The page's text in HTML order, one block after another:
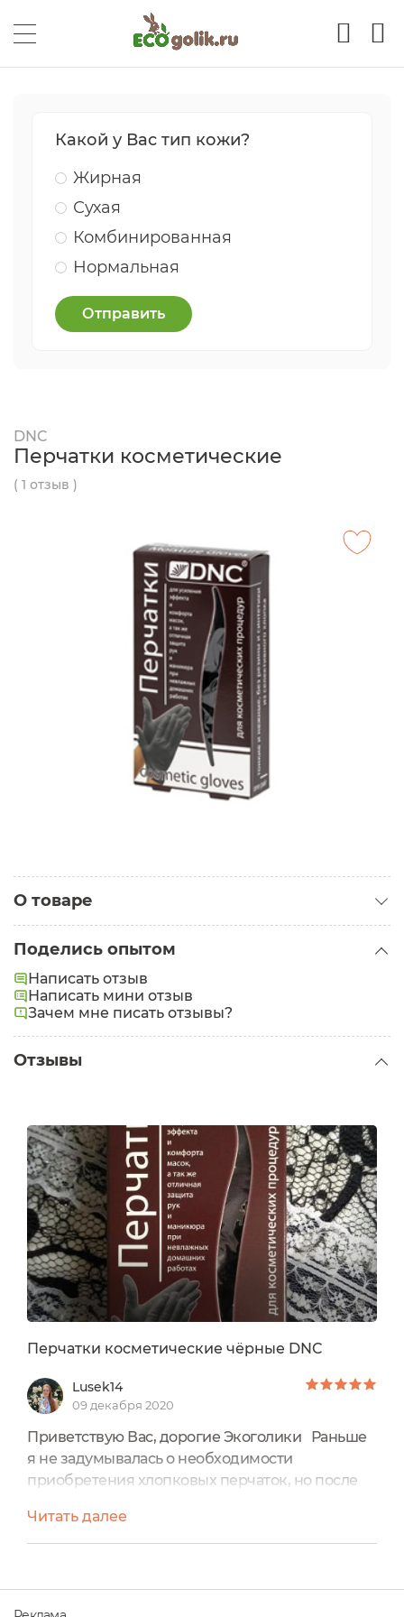
Какой у Вас тип кожи?
Жирная
Сухая
Комбинированная
Нормальная
Отправить
DNC
Перчатки косметические
( 1 отзыв )
О товаре
Поделись опытом
Написать отзыв
Написать мини отзыв
Зачем мне писать отзывы?
Отзывы
Перчатки косметические чёрные DNC
Lusek14
09 декабря 2020
Приветствую Вас, дорогие Экоголики Раньше
я не задумывалась о необходимости
приобретения хлопковых перчаток, но после
оценила их по достоинству и уже сменила
несколько пар в белом цвете. И вот недавно
ещё и в чёрном цвете. О них я и расскажу в
отзыве Начну традиционно с упаковки.В
Читать далее